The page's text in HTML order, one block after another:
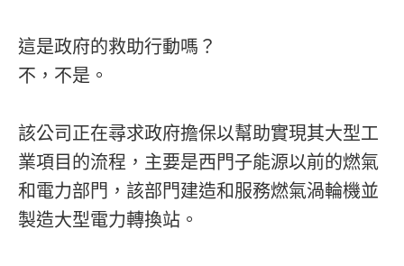
這是政府的救助行動嗎？
不，不是。
該公司正在尋求政府擔保以幫助實現其大型工
業項目的流程，主要是西門子能源以前的燃氣
和電力部門，該部門建造和服務燃氣渦輪機並
製造大型電力轉換站。